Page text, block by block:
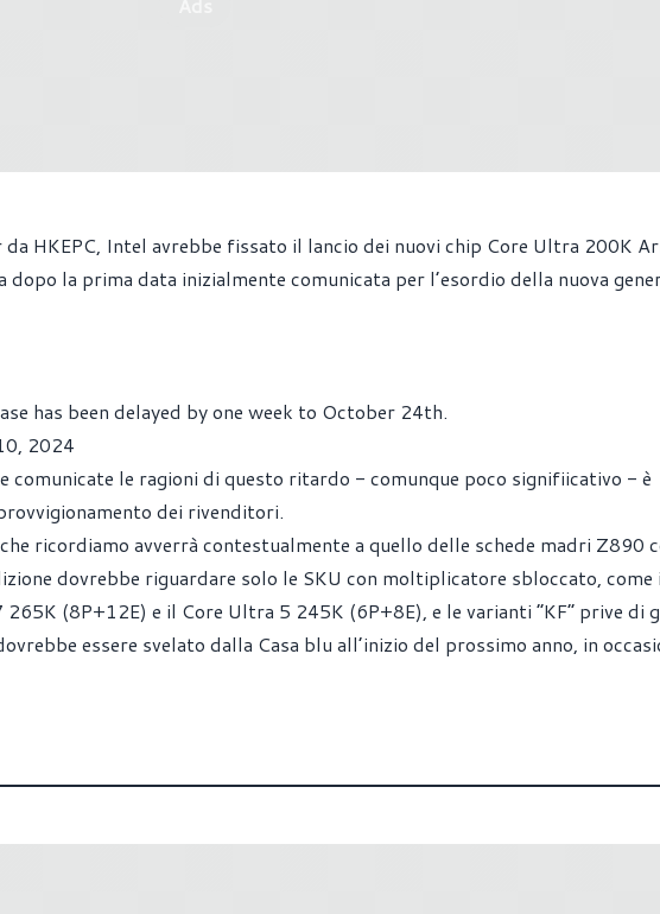
HKEPC, Intel avrebbe fissato il lancio dei nuovi chip Core Ultra 200K
la prima data inizialmente comunicata per l’esordio della nuova
has been delayed by one week to October 24th.
2024
comunicate le ragioni di questo ritardo - comunque poco signifiicativo - è
dei rivenditori.
ricordiamo avverrà contestualmente a quello delle schede madri Z890
dovrebbe riguardare solo le SKU con moltiplicatore sbloccato, come
(8P+12E) e il Core Ultra 5 245K (6P+8E), e le varianti “KF” prive di
essere svelato dalla Casa blu all’inizio del prossimo anno, in